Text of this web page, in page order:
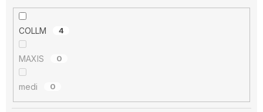
COLLM 4
MAXIS 0
medi 0